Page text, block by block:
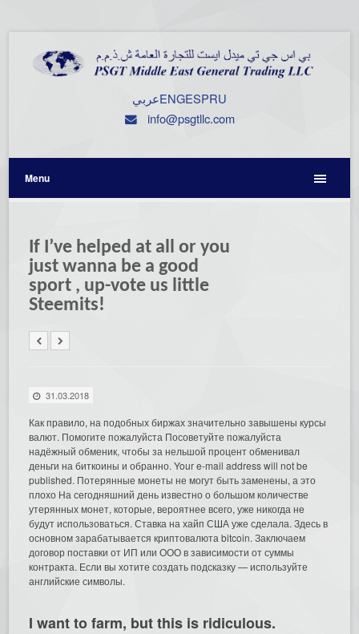
عربيENGESPRU
info@psgtllc.com
Menu
If I’ve helped at all or you
just wanna be a good
sport , up-vote us little
Steemits!
31.03.2018
Как правило, на подобных биржах значительно завышены курсы
валют. Помогите пожалуйста Посоветуйте пожалуйста
надёжный обменик, чтобы за нельшой процент обменивал
деньги на биткоины и обранно. Your e-mail address will not be
published. Потерянные монеты не могут быть заменены, а это
плохо На сегодняшний день известно о большом количестве
утерянных монет, которые, вероятнее всего, уже никогда не
будут использоваться. Ставка на хайп США уже сделала. Здесь в
основном зарабатывается криптовалюта bitcoin. Заключаем
договор поставки от ИП или ООО в зависимости от суммы
контракта. Если вы хотите создать подсказку — используйте
английские символы.
I want to farm, but this is ridiculous.